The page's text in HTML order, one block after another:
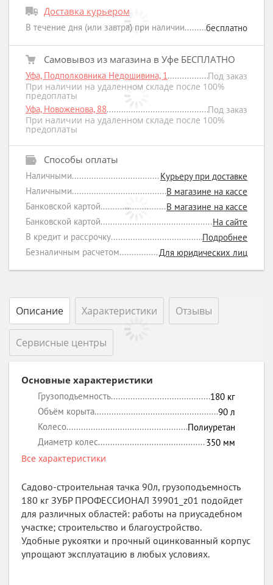
Доставка курьером
В течение дня (или завтра) при наличии бесплатно
Самовывоз из магазина в Уфе БЕСПЛАТНО
Уфа, Подполковника Недошивина, 1
Под заказ
При наличии на удаленном складе после 100%
предоплаты
Уфа, Новоженова, 88
Под заказ
При наличии на удаленном складе после 100%
предоплаты
Способы оплаты
Наличными
Курьеру при доставке
Наличными
В магазине на кассе
Банковской картой
В магазине на кассе
Банковской картой
На сайте
В кредит и рассрочку
Подробнее
Безналичным расчетом
Для юридических лиц
Описание Характеристики Отзывы
Сервисные центры
Основные характеристики
Грузоподъемность 180 кг
Объём корыта
90 л
Колесо
Полиуретан
Диаметр колес
350 мм
Все характеристики
Садово-строительная тачка 90л, грузоподъемность
180 кг ЗУБР ПРОФЕССИОНАЛ 39901_z01 подойдет
для различных областей: работы на приусадебном
участке; строительство и благоустройство.
Удобные рукоятки и прочный оцинкованный корпус
упрощают эксплуатацию в любых условиях.